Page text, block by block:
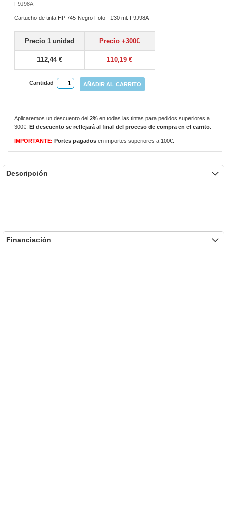
F9J98A
Cartucho de tinta HP 745 Negro Foto - 130 ml. F9J98A
Precio 1 unidad Precio +300€
112,44 € 110,19 €
Cantidad AÑADIR AL CARRITO
Aplicaremos un descuento del 2% en todas las tintas para pedidos superiores a
300€.
El descuento se reflejará al final del proceso de compra en el carrito.
IMPORTANTE: Portes pagados en importes superiores a 100€.
the
beginning
the
images
gallery
Descripción
Financiación